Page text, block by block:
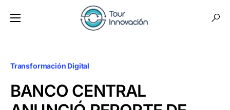
Transformación Digital
BANCO CENTRAL